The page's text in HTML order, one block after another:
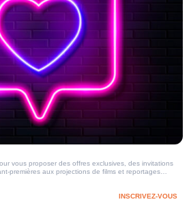
vous proposer des offres exclusives, des invitations
premières aux projections de films et reportages…
INSCRIVEZ-VOUS